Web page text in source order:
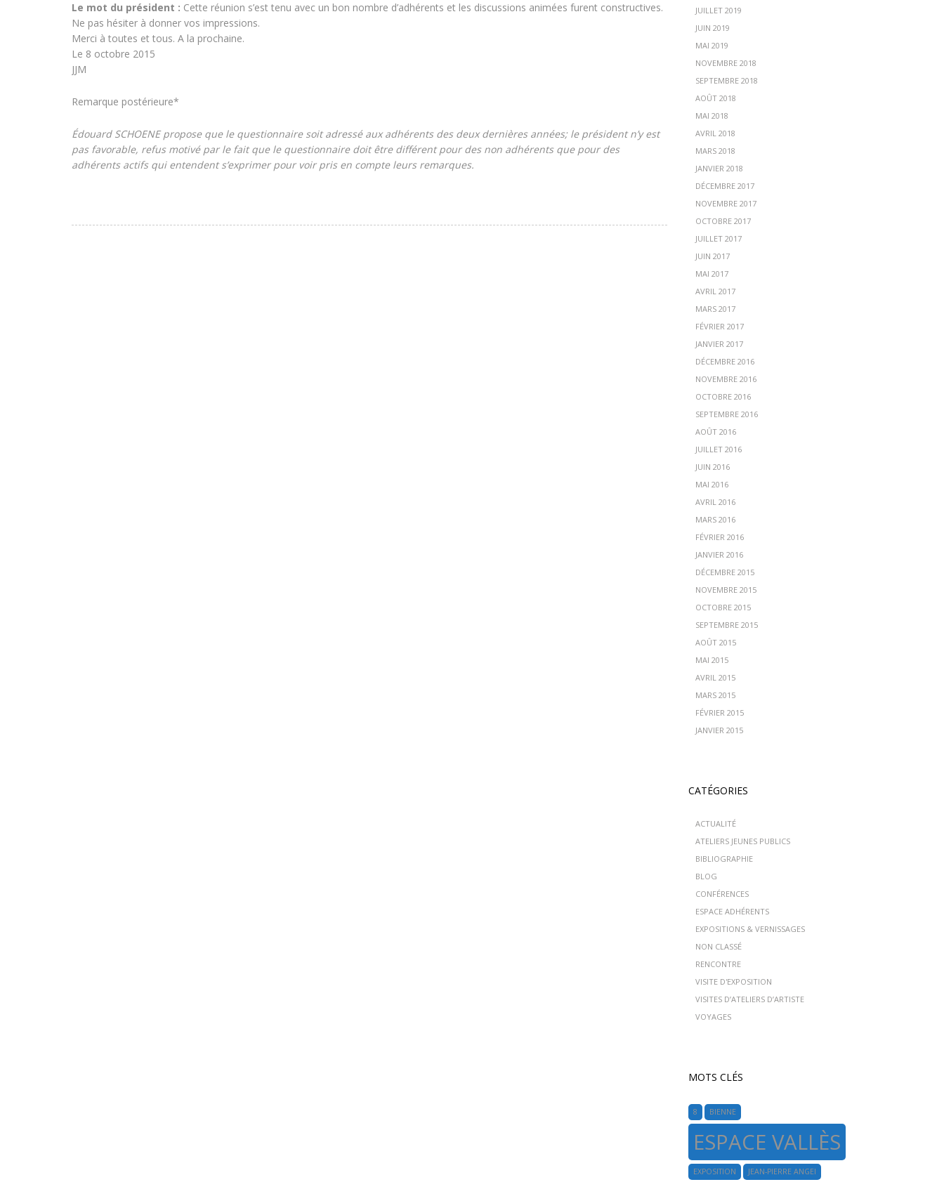
Le mot du président : Cette réunion s’est tenu avec un bon nombre d’adhérents et les discussions animées furent constructives.
Ne pas hésiter à donner vos impressions.
Merci à toutes et tous. A la prochaine.
Le 8 octobre 2015
JJM
Remarque postérieure*
Édouard SCHOENE propose que le questionnaire soit adressé aux adhérents des deux dernières années; le président n’y est
pas favorable, refus motivé par le fait que le questionnaire doit être différent pour des non adhérents que pour des
adhérents actifs qui entendent s’exprimer pour voir pris en compte leurs remarques.
JUILLET 2019
JUIN 2019
MAI 2019
NOVEMBRE 2018
SEPTEMBRE 2018
AOÛT 2018
MAI 2018
AVRIL 2018
MARS 2018
JANVIER 2018
DÉCEMBRE 2017
NOVEMBRE 2017
OCTOBRE 2017
JUILLET 2017
JUIN 2017
MAI 2017
AVRIL 2017
MARS 2017
FÉVRIER 2017
JANVIER 2017
DÉCEMBRE 2016
NOVEMBRE 2016
OCTOBRE 2016
SEPTEMBRE 2016
AOÛT 2016
JUILLET 2016
JUIN 2016
MAI 2016
AVRIL 2016
MARS 2016
FÉVRIER 2016
JANVIER 2016
DÉCEMBRE 2015
NOVEMBRE 2015
OCTOBRE 2015
SEPTEMBRE 2015
AOÛT 2015
MAI 2015
AVRIL 2015
MARS 2015
FÉVRIER 2015
JANVIER 2015
CATÉGORIES
ACTUALITÉ
ATELIERS JEUNES PUBLICS
BIBLIOGRAPHIE
BLOG
CONFÉRENCES
ESPACE ADHÉRENTS
EXPOSITIONS & VERNISSAGES
NON CLASSÉ
RENCONTRE
VISITE D'EXPOSITION
VISITES D’ATELIERS D’ARTISTE
VOYAGES
MOTS CLÉS
8 BIENNE
ESPACE VALLÈS
EXPOSITION JEAN-PIERRE ANGEI